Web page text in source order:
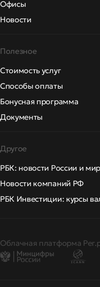
Офисы
Новости
Полезное
Стоимость услуг
Способы оплаты
Бонусная программа
Документы
Другое
РБК: новости России и
Новости компаний РФ
РБК Инвестиции: курсы
Облачная платформа